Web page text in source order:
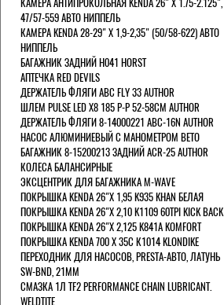
47/57-559 АВТО НИППЕЛЬ
КАМЕРА KENDA 28-29" Х 1,9-2,35" (50/58-622) АВТО
НИППЕЛЬ
БАГАЖНИК ЗАДНИЙ H041 HORST
АПТЕЧКА RED DEVILS
ДЕРЖАТЕЛЬ ФЛЯГИ АВС FLY 33 AUTHOR
ШЛЕМ PULSE LED X8 185 Р-Р 52-58СМ AUTHOR
ДЕРЖАТЕЛЬ ФЛЯГИ 8-14000221 ABC-16N AUTHOR
НАСОС АЛЮМИНИЕВЫЙ С МАНОМЕТРОМ BETO
БАГАЖНИК 8-15200213 ЗАДНИЙ ACR-25 AUTHOR
КОЛЕСА БАЛАНСИРНЫЕ
ЭКСЦЕНТРИК ДЛЯ БАГАЖНИКА M-WAVE
ПОКРЫШКА KENDA 26"Х 1,95 K935 KHAN БЕЛАЯ
ПОКРЫШКА KENDA 26"Х 2,10 K1109 60TPI KICK BACK
ПОКРЫШКА KENDA 26"Х 2,125 K841A KOMFORT
ПОКРЫШКА KENDA 700 Х 35С К1014 KLONDIKE
ПЕРЕХОДНИК ДЛЯ НАСОСОВ, PRESTA-АВТО, ЛАТУНЬ
SW-BND, 21ММ
СМАЗКА 1Л TF2 PERFORMANCE CHAIN LUBRICANT.
WELDTITE